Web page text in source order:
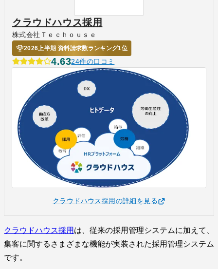
クラウドハウス採用
株式会社Ｔｅｃｈｏｕｓｅ
2026上半期 資料請求数ランキング1位
4.6324件の口コミ
クラウドハウス採用の詳細を見る
クラウドハウス採用 は、従来の採用管理システムに加えて、
集客に関するさまざまな機能が実装された採用管理システム
です。